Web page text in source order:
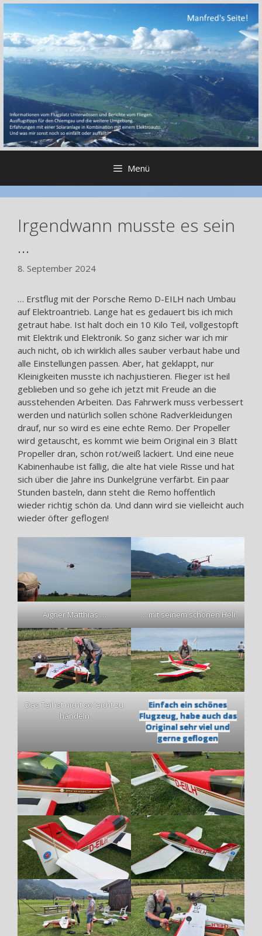
Zum
springen
Menü
Irgendwann musste es sein
…
8. September 2024
… Erstflug mit der Porsche Remo D-EILH nach Umbau
auf Elektroantrieb. Lange hat es gedauert bis ich mich
getraut habe. Ist halt doch ein 10 Kilo Teil, vollgestopft
mit Elektrik und Elektronik. So ganz sicher war ich mir
auch nicht, ob ich wirklich alles sauber verbaut habe und
alle Einstellungen passen. Aber, hat geklappt, nur
Kleinigkeiten musste ich nachjustieren. Flieger ist heil
geblieben und so gehe ich jetzt mit Freude an die
ausstehenden Arbeiten. Das Fahrwerk muss verbessert
werden und natürlich sollen schöne Radverkleidungen
drauf, nur so wird es eine echte Remo. Der Propeller
wird getauscht, es kommt wie beim Original ein 3 Blatt
Propeller dran, schön rot/weiß lackiert. Und eine neue
Kabinenhaube ist fällig, die alte hat viele Risse und hat
sich über die Jahre ins Dunkelgrüne verfärbt. Ein paar
Stunden basteln, dann steht die Remo hoffentlich
wieder richtig schön da. Und dann wird sie vielleicht auch
wieder öfter geflogen!
Aigner Matthias … … mit seinem schönen Heli
Das Teil ist nicht so leicht zu
händeln
Einfach ein schönes
Flugzeug, habe auch das
Original sehr viel und
gerne geflogen